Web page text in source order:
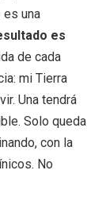
es una
es
de cada
mi Tierra
Una tendrá
Solo queda
con la
No